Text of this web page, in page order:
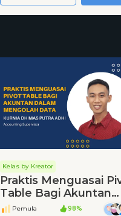
Kelas by Kreator
Praktis Menguasai
Table Bagi Akuntan
dalam Mengolah
Pemula 98%